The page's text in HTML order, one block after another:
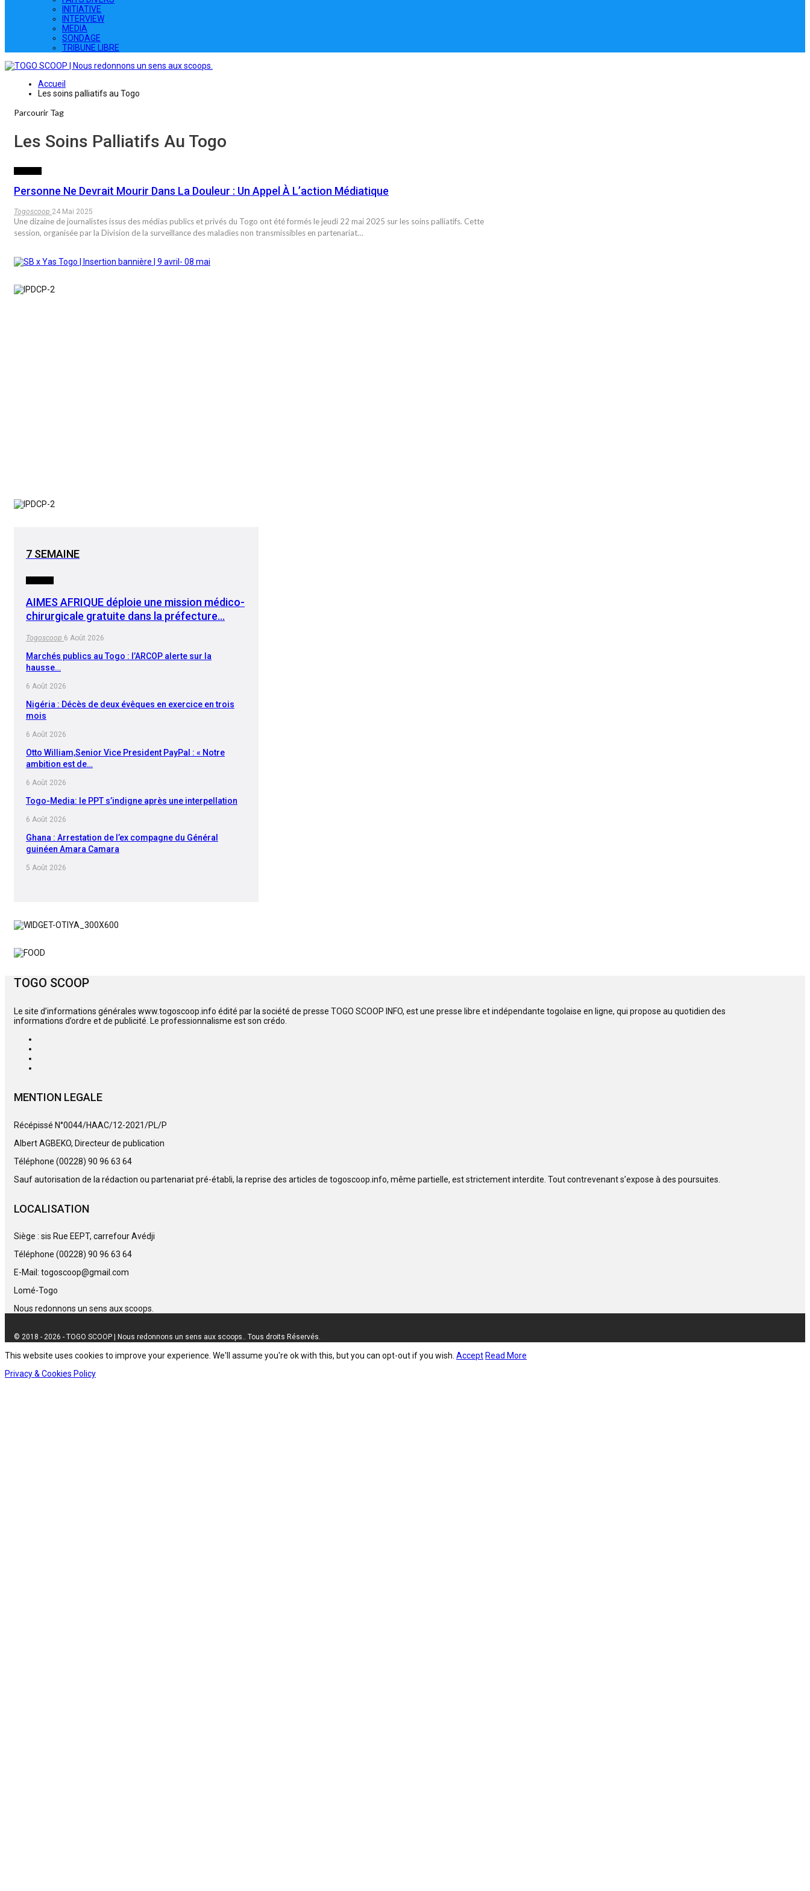
INITIATIVE
INTERVIEW
MEDIA
SONDAGE
TRIBUNE LIBRE
Accueil
Les soins palliatifs au Togo
Parcourir Tag
Les Soins Palliatifs Au Togo
Personne Ne Devrait Mourir Dans La Douleur : Un Appel À L’action Médiatique
Togoscoop 24 Mai 2025
Une dizaine de journalistes issus des médias publics et privés du Togo ont été formés le jeudi 22 mai 2025 sur les soins palliatifs. Cette
session, organisée par la Division de la surveillance des maladies non transmissibles en partenariat…
7 SEMAINE
AIMES AFRIQUE déploie une mission médico-
chirurgicale gratuite dans la préfecture…
Togoscoop 6 Août 2026
Marchés publics au Togo : l’ARCOP alerte sur la
hausse…
6 Août 2026
Nigéria : Décès de deux évêques en exercice en trois
mois
6 Août 2026
Otto William,Senior Vice President PayPal : « Notre
ambition est de…
6 Août 2026
Togo-Media: le PPT s’indigne après une interpellation
6 Août 2026
Ghana : Arrestation de l’ex compagne du Général
guinéen Amara Camara
5 Août 2026
TOGO SCOOP
Le site d’informations générales www.togoscoop.info édité par la société de presse TOGO SCOOP INFO, est une presse libre et indépendante togolaise en ligne, qui propose au quotidien des
informations d’ordre et de publicité. Le professionnalisme est son crédo.
MENTION LEGALE
Récépissé N°0044/HAAC/12-2021/PL/P
Albert AGBEKO, Directeur de publication
Téléphone (00228) 90 96 63 64
Sauf autorisation de la rédaction ou partenariat pré-établi, la reprise des articles de togoscoop.info, même partielle, est strictement interdite. Tout contrevenant s’expose à des poursuites.
LOCALISATION
Siège : sis Rue EEPT, carrefour Avédji
Téléphone (00228) 90 96 63 64
E-Mail: togoscoop@gmail.com
Lomé-Togo
Nous redonnons un sens aux scoops.
© 2018 - 2026 - TOGO SCOOP | Nous redonnons un sens aux scoops.. Tous droits Réservés.
This website uses cookies to improve your experience. We'll assume you're ok with this, but you can opt-out if you wish. Accept Read More
Privacy & Cookies Policy